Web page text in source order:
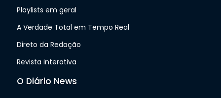
Playlists em geral
A Verdade Total em Tempo Real
Direto da Redação
Revista interativa
O Diário News